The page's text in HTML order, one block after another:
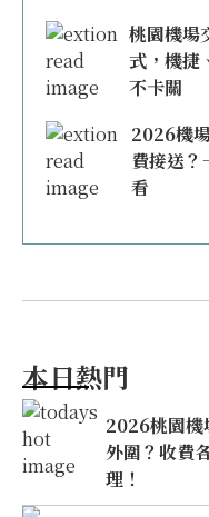
桃園機場
式，機捷
不卡關
2026機
費接送？
看
本日熱門
2026桃園機
外圍？收費
理！